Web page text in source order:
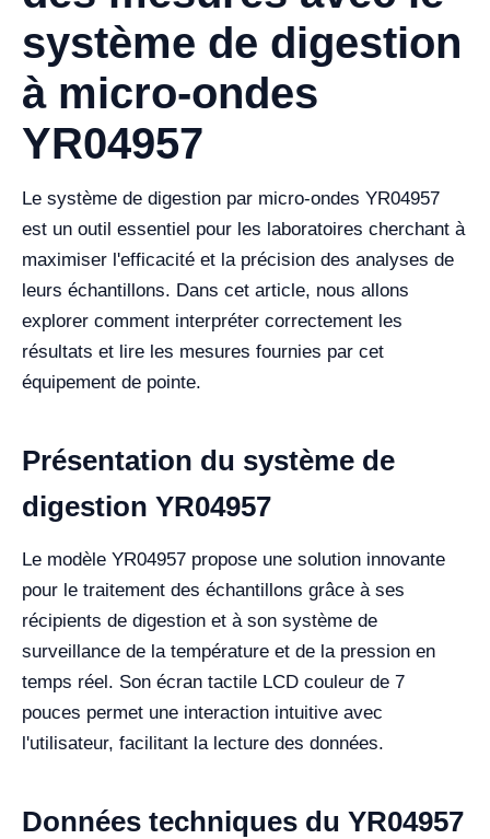
système de digestion
à micro-ondes
YR04957
Le système de digestion par micro-ondes YR04957
est un outil essentiel pour les laboratoires cherchant à
maximiser l'efficacité et la précision des analyses de
leurs échantillons. Dans cet article, nous allons
explorer comment interpréter correctement les
résultats et lire les mesures fournies par cet
équipement de pointe.
Présentation du système de
digestion YR04957
Le modèle YR04957 propose une solution innovante
pour le traitement des échantillons grâce à ses
récipients de digestion et à son système de
surveillance de la température et de la pression en
temps réel. Son écran tactile LCD couleur de 7
pouces permet une interaction intuitive avec
l'utilisateur, facilitant la lecture des données.
Données techniques du YR04957